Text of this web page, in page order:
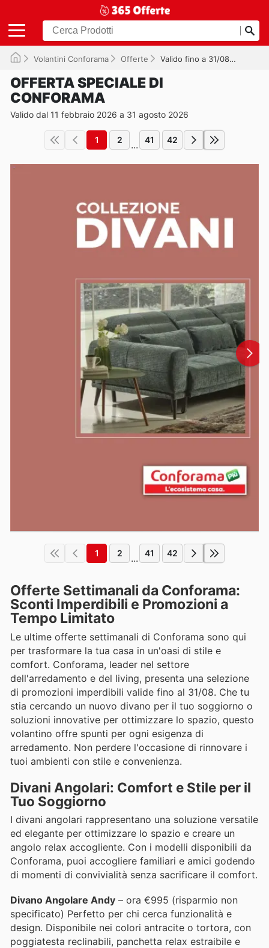
Volantini Conforama Offerte Valido fino a 31/08/2026
OFFERTA SPECIALE DI
CONFORAMA
Valido dal 11 febbraio 2026 a 31 agosto 2026
1 2 ... 41 42
1 2 ... 41 42
Offerte Settimanali da Conforama:
Sconti Imperdibili e Promozioni a
Tempo Limitato
Le ultime offerte settimanali di Conforama sono qui
per trasformare la tua casa in un'oasi di stile e
comfort. Conforama, leader nel settore
dell'arredamento e del living, presenta una selezione
di promozioni imperdibili valide fino al 31/08. Che tu
stia cercando un nuovo divano per il tuo soggiorno o
soluzioni innovative per ottimizzare lo spazio, questo
volantino offre spunti per ogni esigenza di
arredamento. Non perdere l'occasione di rinnovare i
tuoi ambienti con stile e convenienza.
Divani Angolari: Comfort e Stile per il
Tuo Soggiorno
I divani angolari rappresentano una soluzione versatile
ed elegante per ottimizzare lo spazio e creare un
angolo relax accogliente. Con i modelli disponibili da
Conforama, puoi accogliere familiari e amici godendo
di momenti di convivialità senza sacrificare il comfort.
Divano Angolare Andy – ora €995 (risparmio non
specificato) Perfetto per chi cerca funzionalità e
design. Disponibile nei colori antracite o tortora, con
poggiatesta reclinabili, panchetta relax estraibile e